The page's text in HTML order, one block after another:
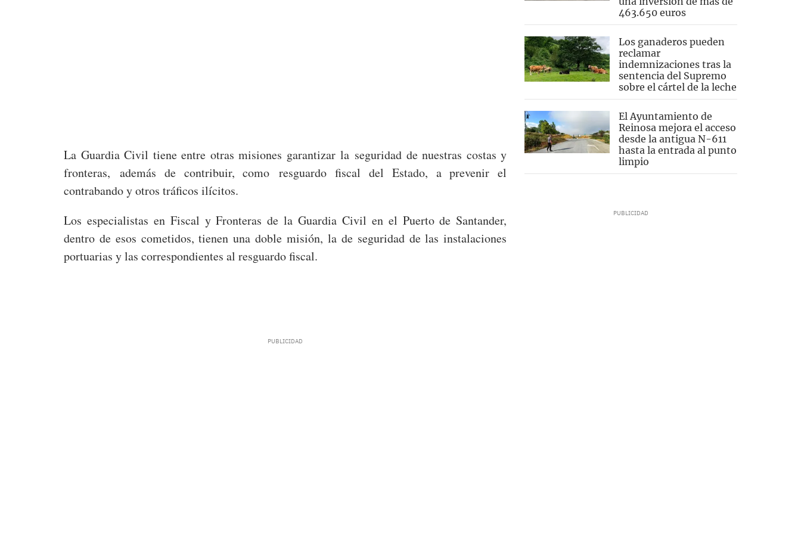
La Guardia Civil tiene entre otras misiones garantizar la seguridad de nuestras costas y
fronteras, además de contribuir, como resguardo fiscal del Estado, a prevenir el
contrabando y otros tráficos ilícitos.
Los especialistas en Fiscal y Fronteras de la Guardia Civil en el Puerto de Santander,
dentro de esos cometidos, tienen una doble misión, la de seguridad de las instalaciones
portuarias y las correspondientes al resguardo fiscal.
463.650 euros
Los ganaderos pueden
reclamar
indemnizaciones tras la
sentencia del Supremo
sobre el cártel de la leche
El Ayuntamiento de
Reinosa mejora el acceso
desde la antigua N-611
hasta la entrada al punto
limpio